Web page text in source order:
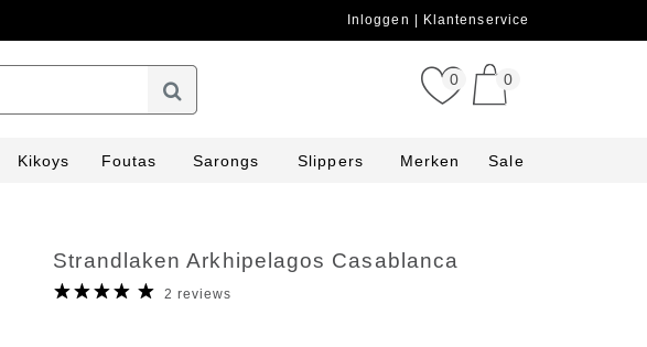
Inloggen Klantenservice
0 0
Kikoys Foutas Sarongs Slippers Merken Sale
Strandlaken Arkhipelagos Casablanca
2 reviews